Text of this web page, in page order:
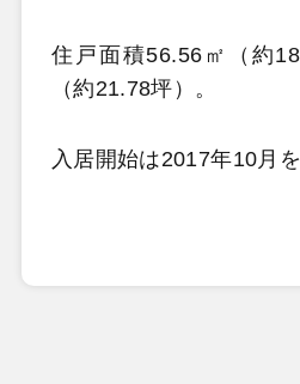
住戸面積56.56㎡（約
（約21.78坪）。
入居開始は2017年10月